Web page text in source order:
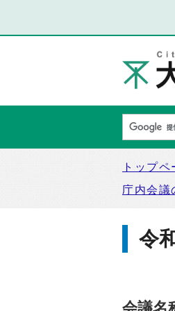
トップペ
庁内会議
令